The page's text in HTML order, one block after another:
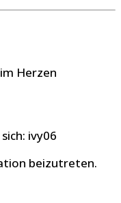
Herzen
ivy06
beizutreten.